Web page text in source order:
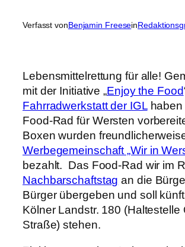
Verfasst vonBenjamin Freesein
Lebensmittelrettung für alle!
mit der Initiative „Enjoy the Food
Fahrradwerkstatt der IGLhaben
Food-Rad für Wersten
Boxen wurden
Werbegemeinschaft „Wir in
bezahlt. Das Food-Rad wir im
Nachbarschaftstag an die
Bürger übergeben und soll
Kölner Landstr. 180 (Haltestelle
Straße) stehen.